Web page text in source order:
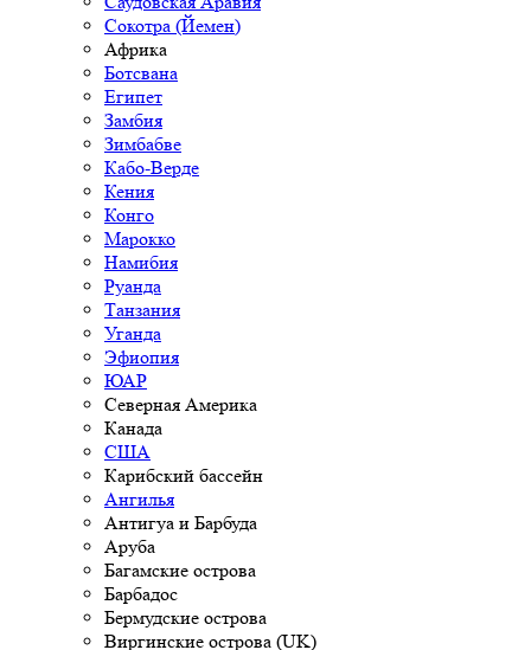
Сокотра (Йемен)
Африка
Ботсвана
Египет
Замбия
Зимбабве
Кабо-Верде
Кения
Конго
Марокко
Намибия
Руанда
Танзания
Уганда
Эфиопия
ЮАР
Северная Америка
Канада
США
Карибский бассейн
Ангилья
Антигуа и Барбуда
Аруба
Багамские острова
Барбадос
Бермудские острова
Виргинские острова (UK)